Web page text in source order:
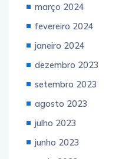
março 2024
fevereiro 2024
janeiro 2024
dezembro 2023
setembro 2023
agosto 2023
julho 2023
junho 2023